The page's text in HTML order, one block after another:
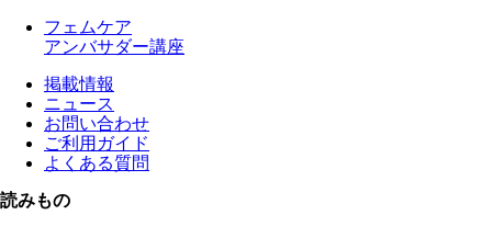
フェムケア
アンバサダー講座
掲載情報
ニュース
お問い合わせ
ご利用ガイド
よくある質問
読みもの